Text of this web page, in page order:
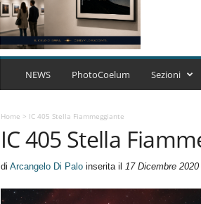
C
m
A
r
NEWS PhotoCoelum Sezioni
Home > IC 405 Stella Fiammeggiante
IC 405 Stella
di Arcangelo Di Paloinserita il 17 Dicembre 2020